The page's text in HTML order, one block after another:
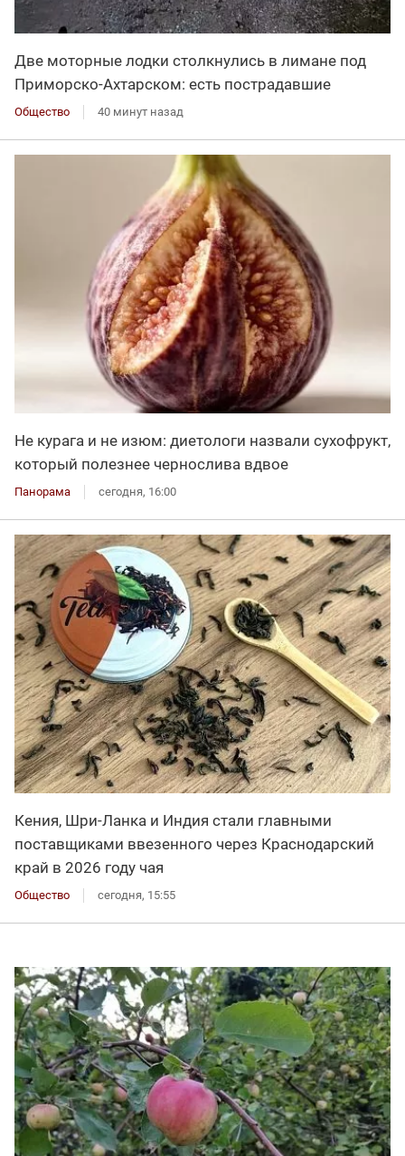
Две моторные лодки столкнулись в лимане под
Приморско-Ахтарском: есть пострадавшие
Общество 40 минут назад
Не курага и не изюм: диетологи назвали сухофрукт,
который полезнее чернослива вдвое
Панорама сегодня, 16:00
Кения, Шри-Ланка и Индия стали главными
поставщиками ввезенного через Краснодарский
край в 2026 году чая
Общество сегодня, 15:55